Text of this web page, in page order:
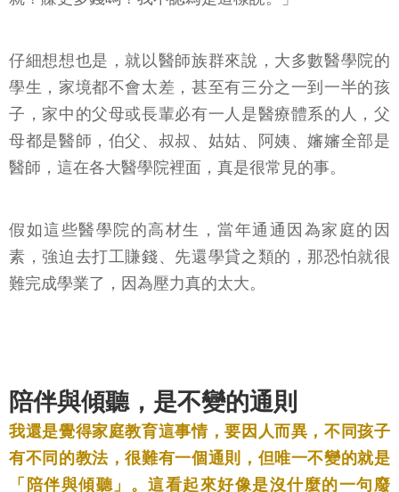
仔細想想也是，就以醫師族群來說，大多數醫學院的
學生，家境都不會太差，甚至有三分之一到一半的孩
子，家中的父母或長輩必有一人是醫療體系的人，父
母都是醫師，伯父、叔叔、姑姑、阿姨、嬸嬸全部是
醫師，這在各大醫學院裡面，真是很常見的事。
假如這些醫學院的高材生，當年通通因為家庭的因
素，強迫去打工賺錢、先還學貸之類的，那恐怕就很
難完成學業了，因為壓力真的太大。
陪伴與傾聽，是不變的通則
我還是覺得家庭教育這事情，要因人而異，不同孩子
有不同的教法，很難有一個通則，但唯一不變的就是
「陪伴與傾聽」。這看起來好像是沒什麼的一句廢